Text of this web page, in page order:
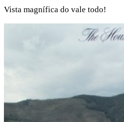
Vista magnífica do vale todo!